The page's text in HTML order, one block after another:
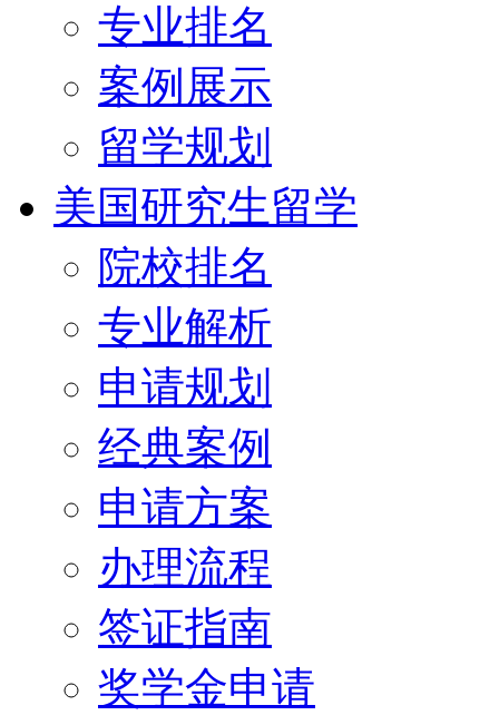
专业排名
案例展示
留学规划
美国研究生留学
院校排名
专业解析
申请规划
经典案例
申请方案
办理流程
签证指南
奖学金申请